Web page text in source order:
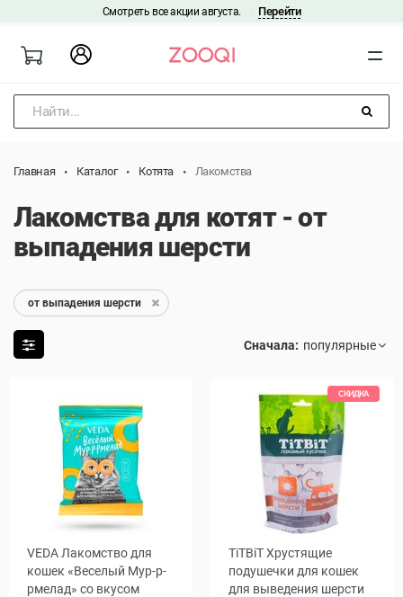
Смотреть все акции августа. Перейти
Найти...
Главная Каталог Котята Лакомства
Лакомства для котят - от
выпадения шерсти
от выпадения шерсти
Сначала:
VEDA Лакомство для
кошек «Веселый Мур-р-
рмелад» со вкусом
СКИДКА
TiTBiT Хрустящие
подушечки для кошек
для выведения шерсти